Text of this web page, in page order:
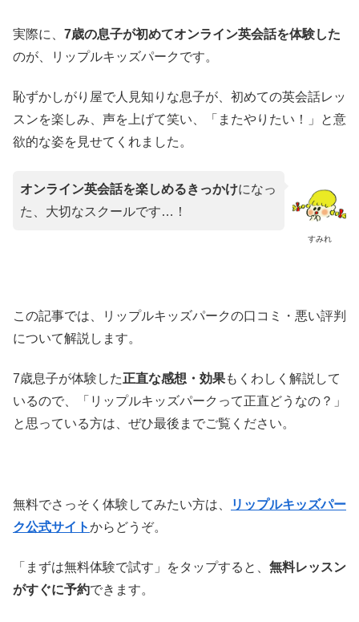
実際に、 7歳の息子が初めてオンライン英会話を体験した
のが、リップルキッズパークです。
恥ずかしがり屋で人見知りな息子が、初めての英会話レッ
スンを楽しみ、声を上げて笑い、「またやりたい！」と意
欲的な姿を見せてくれました。
すみれ
オンライン英会話を楽しめるきっかけになっ
た、大切なスクールです…！
この記事では、リップルキッズパークの口コミ・悪い評判
について解説します。
7歳息子が体験した正直な感想・効果もくわしく解説して
いるので、「リップルキッズパークって正直どうなの？」
と思っている方は、ぜひ最後までご覧ください。
無料でさっそく体験してみたい方は、
リップルキッズパー
ク公式サイトからどうぞ。
「まずは無料体験で試す」をタップすると、 無料レッスン
がすぐに予約できます。